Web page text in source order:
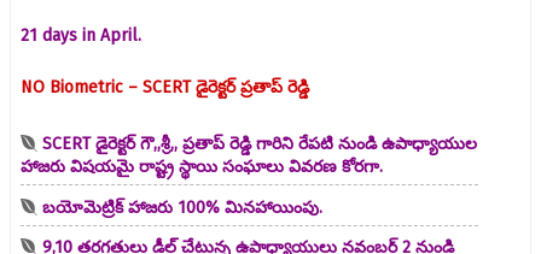
21 days in April.
NO Biometric – SCERT డైరెక్టర్ ప్రతాప్ రెడ్డి
SCERT డైరెక్టర్ గౌ,,శ్రీ,, ప్రతాప్ రెడ్డి గారిని రేపటి నుండి ఉపాధ్యాయుల
హాజరు విషయమై రాష్ట్ర స్థాయి సంఘాలు వివరణ కోరగా.
బయోమెట్రిక్ హాజరు 100% మినహాయింపు.
9,10 తరగతులు డీల్ చేటున్న ఉపాధ్యాయులు నవంబర్ 2 నుండి